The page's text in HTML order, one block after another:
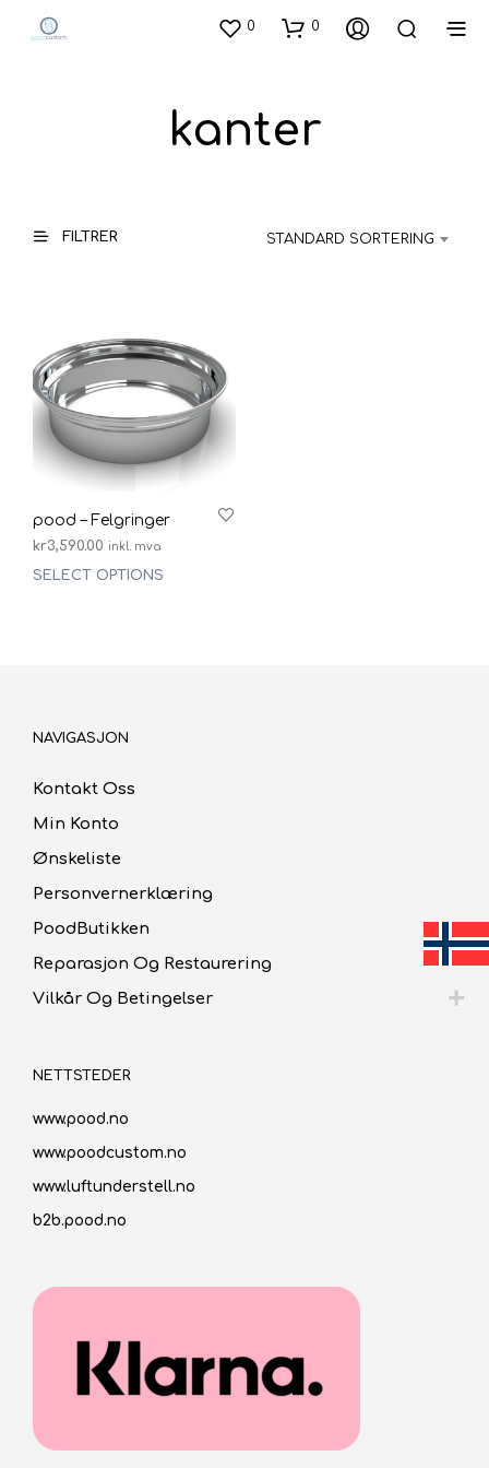
0 0
kanter
FILTRER STANDARD SORTERING
pood – Felgringer
kr3,590.00 inkl. mva
SELECT OPTIONS
NAVIGASJON
Kontakt Oss
Min Konto
Ønskeliste
Personvernerklæring
PoodButikken
Reparasjon Og Restaurering
Vilkår Og Betingelser
NETTSTEDER
www.pood.no
www.poodcustom.no
www.luftunderstell.no
b2b.pood.no